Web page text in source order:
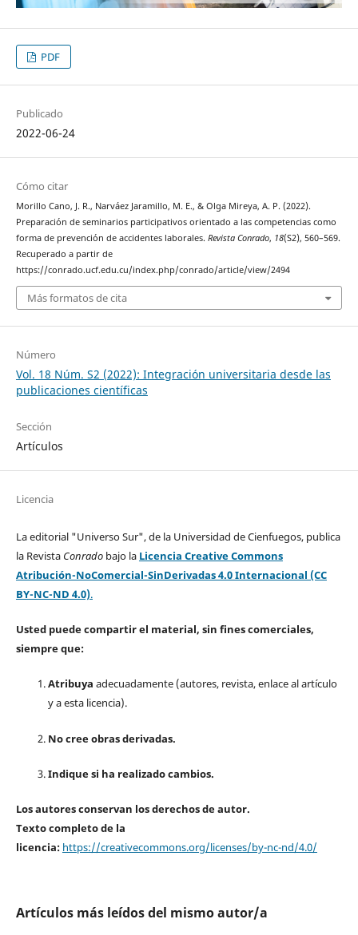
PDF
Publicado
2022-06-24
Cómo citar
Morillo Cano, J. R., Narváez Jaramillo, M. E., & Olga Mireya, A. P. (2022).
Preparación de seminarios participativos orientado a las competencias como
forma de prevención de accidentes laborales. Revista Conrado, 18(S2), 560–569.
Recuperado a partir de
https://conrado.ucf.edu.cu/index.php/conrado/article/view/2494
Más formatos de cita
Número
Vol. 18 Núm. S2 (2022): Integración universitaria desde las
publicaciones científicas
Sección
Artículos
Licencia
La editorial "Universo Sur", de la Universidad de Cienfuegos, publica
la Revista Conradobajo la Licencia Creative Commons
Atribución-NoComercial-SinDerivadas 4.0 Internacional (CC
BY-NC-ND 4.0).
Usted puede compartir el material, sin fines comerciales,
siempre que:
Atribuya adecuadamente (autores, revista, enlace al artículo
y a esta licencia).
No cree obras derivadas.
Indique si ha realizado cambios.
Los autores conservan los derechos de autor.
Texto completo de la
licencia: https://creativecommons.org/licenses/by-nc-nd/4.0/
Artículos más leídos del mismo autor/a